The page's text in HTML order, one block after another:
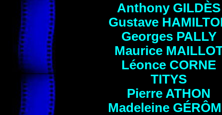
Anthony GILDÈS
Gustave
Georges PALLY
Maurice
Léonce CORNE
TITYS
Pierre ATHON
Madeleine